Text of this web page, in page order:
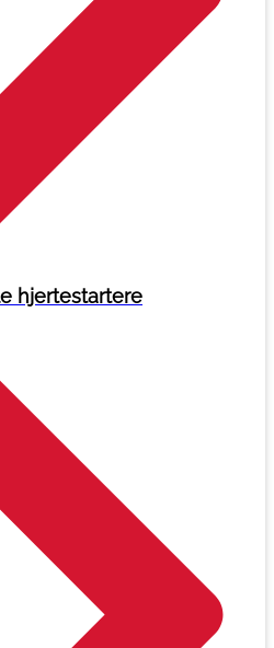
hjertestartere